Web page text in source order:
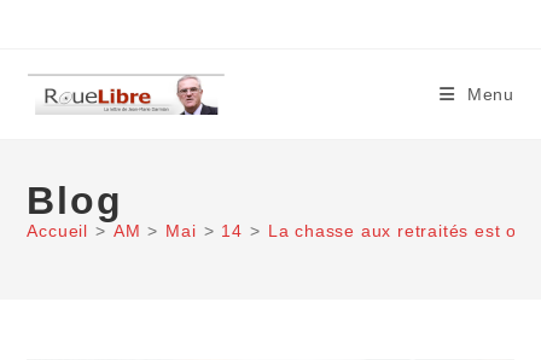
content
Menu
Blog
Accueil > AM > Mai > 14 > La chasse aux retraités est